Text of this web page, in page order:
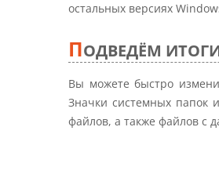
остальных версиях
ПОДВЕДЁМ
Вы можете быстро
Значки системных папок
файлов, а также файлов с